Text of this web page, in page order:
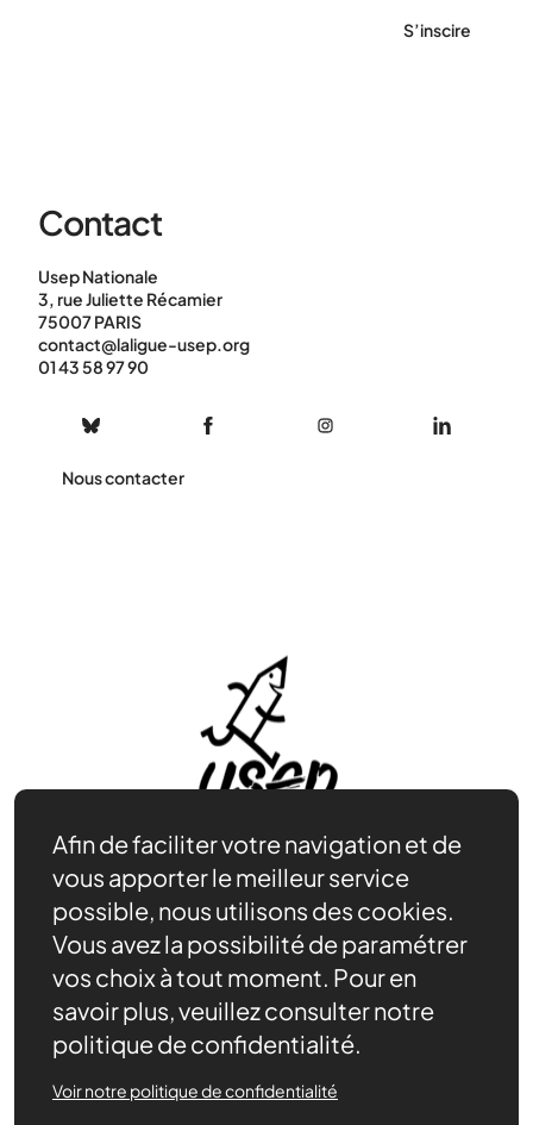
S’inscire
Contact
Usep Nationale
3, rue Juliette Récamier
75007 PARIS
contact@laligue-usep.org
01 43 58 97 90
Nous contacter
Adhérer
Se documenter
Nos partenaires
Nous trouver
Actualités récentes
Assurances
Afin de faciliter votre navigation et de
vous apporter le meilleur service
possible, nous utilisons des cookies.
Vous avez la possibilité de paramétrer
vos choix à tout moment. Pour en
savoir plus, veuillez consulter notre
politique de confidentialité.
Voir notre politique de confidentialité